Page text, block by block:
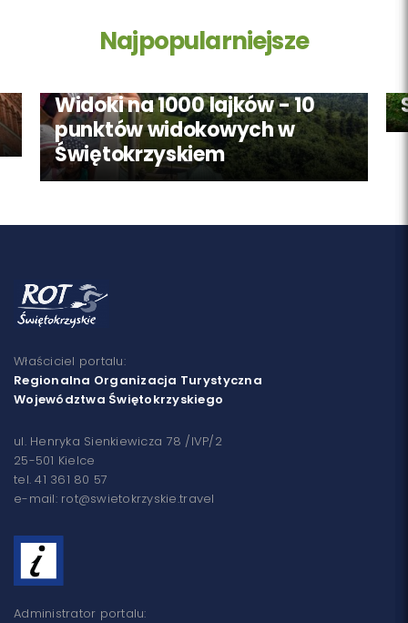
Najpopularniejsze
Widoki na 1000 lajków - 10
punktów widokowych w
Świętokrzyskiem
Właściciel portalu:
Regionalna Organizacja Turystyczna
Województwa Świętokrzyskiego
ul. Henryka Sienkiewicza 78 /IVP/2
25-501 Kielce
tel. 41 361 80 57
e-mail: rot@swietokrzyskie.travel
Administrator portalu: